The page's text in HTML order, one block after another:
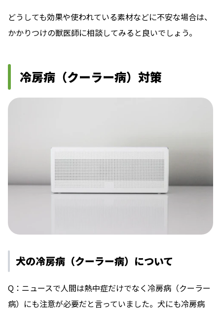
どうしても効果や使われている素材などに不安な場合は、
かかりつけの獣医師に相談してみると良いでしょう。
冷房病（クーラー病）対策
犬の冷房病（クーラー病）について
Q：ニュースで人間は熱中症だけでなく冷房病（クーラー
病）にも注意が必要だと言っていました。犬にも冷房病